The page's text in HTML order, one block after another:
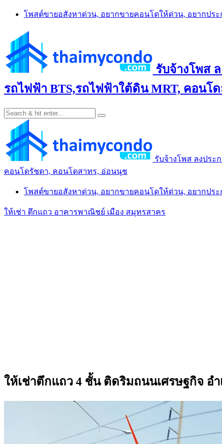
Skip
โพสต์ขายอสังหาด่วน, อยากขายคอนโดให้ด่วน, อยากปร
รับจ้างโพส
รถไฟฟ้า BTS,รถไฟฟ้าใต้ดิน MRT, คอน
รับจ้างโพส ลงประ
คอนโดรัชดา, คอนโดสาทร, อ่อนนุช
โพสต์ขายอสังหาด่วน, อยากขายคอนโดให้ด่วน, อยากปร
ให้เช่า ตึกแถว อาคารพาณิชย์ เมือง สมุทรสาคร
ให้เช่าตึกแถว 4 ชั้น ติดริมถนนเศรษฐกิจ อำ